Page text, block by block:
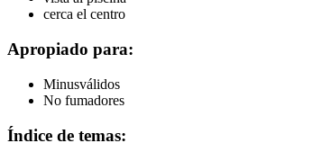
cerca el centro
Apropiado para:
Minusválidos
No fumadores
Índice de temas: